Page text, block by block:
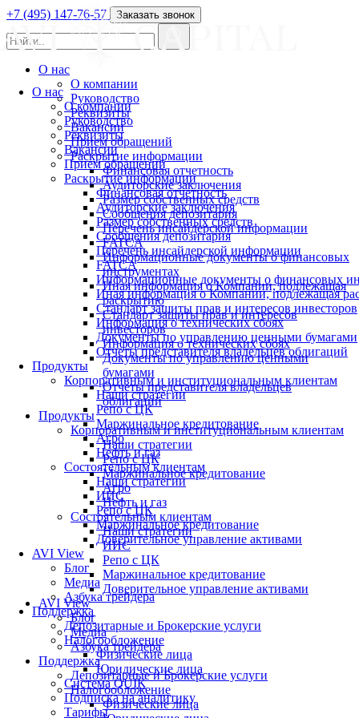
О нас
О компании
Руководство
Реквизиты
Вакансии
Прием обращений
Раскрытие информации
Финансовая отчетность
Аудиторские заключения
Размер собственных средств
Сообщения депозитария
Перечень инсайдерской информации
FATCA
Информационные документы о финансовых
Иная информация о Компании, подлежащая
Стандарт защиты прав и интересов инвесторов
Информация о технических сбоях
Документы по управлению ценными бумагами
Отчеты представителя владельцев облигаций
Продукты
Корпоративным и институциональным клиентам
Наши стратегии
Репо с ЦК
Маржинальное кредитование
Агро
Нефть и газ
Состоятельным клиентам
Наши стратегии
ИИС
Репо с ЦК
Маржинальное кредитование
Доверительное управление активами
AVI View
Блог
Медиа
Азбука трейдера
Поддержка
Депозитарные и Брокерские услуги
Налогообложение
Физические лица
Юридические лица
Система QUIK
Подписка на аналитику
Тарифы
+7 (495) 147-76-57 Заказать звонок
О нас
О компании
Руководство
Реквизиты
Вакансии
Прием обращений
Раскрытие информации
Финансовая отчетность
Аудиторские заключения
Размер собственных средств
Сообщения депозитария
Перечень инсайдерской информации
FATCA
Информационные документы о финансовых
инструментах
Иная информация о Компании, подлежащая
раскрытию
Стандарт защиты прав и интересов
инвесторов
Информация о технических сбоях
Документы по управлению ценными
бумагами
Отчеты представителя владельцев
облигаций
Продукты
Корпоративным и институциональным клиентам
Наши стратегии
Репо с ЦК
Маржинальное кредитование
Агро
Нефть и газ
Состоятельным клиентам
Наши стратегии
ИИС
Репо с ЦК
Маржинальное кредитование
Доверительное управление активами
AVI View
Блог
Медиа
Азбука трейдера
Поддержка
Депозитарные и Брокерские услуги
Налогообложение
Физические лица